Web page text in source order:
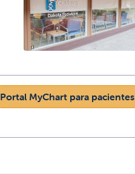
Portal MyChart para pacientes